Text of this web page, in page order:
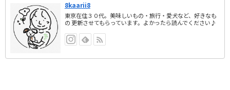
8kaarii8
東京在住３０代。美味しいもの・旅行・愛犬など、好きなも
の 更新させてもらっています。よかったら読んでください♪